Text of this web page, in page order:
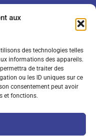
aux
des technologies telles
informations des appareils.
de traiter des
ou les ID uniques sur ce
consentement peut avoir
et fonctions.
a
l
e
n
e
s